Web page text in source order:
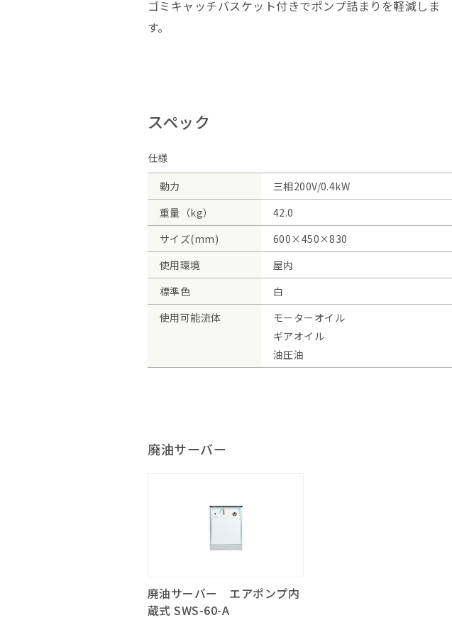
ゴミキャッチバスケット付きでポンプ詰まりを軽減しま
す。
スペック
仕様
動力
三相200V/0.4kW
重量（kg）
42.0
サイズ(mm)
600×450×830
使用環境
屋内
標準色
白
使用可能流体
モーターオイル
ギアオイル
油圧油
廃油サーバー
廃油サーバー エアポンプ内
蔵式 SWS-60-A